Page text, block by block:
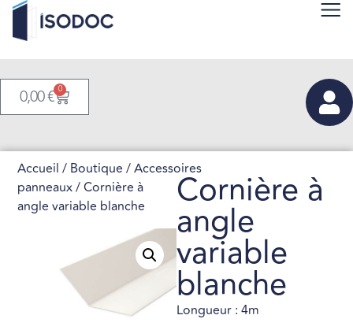
0,00€ 0
Accueil / Boutique /Accessoires
panneaux/ Cornière à
angle variable blanche
Cornière à
angle
variable
blanche
Longueur : 4m